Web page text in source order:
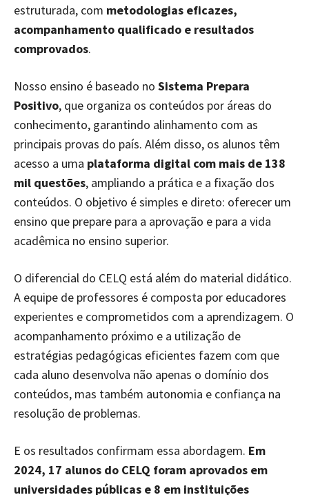
estruturada, com metodologias eficazes,
acompanhamento qualificado e resultados
comprovados.
Nosso ensino é baseado no Sistema Prepara
Positivo, que organiza os conteúdos por áreas do
conhecimento, garantindo alinhamento com as
principais provas do país. Além disso, os alunos têm
acesso a uma plataforma digital com mais de 138
mil questões, ampliando a prática e a fixação dos
conteúdos. O objetivo é simples e direto: oferecer um
ensino que prepare para a aprovação e para a vida
acadêmica no ensino superior.
O diferencial do CELQ está além do material didático.
A equipe de professores é composta por educadores
experientes e comprometidos com a aprendizagem. O
acompanhamento próximo e a utilização de
estratégias pedagógicas eficientes fazem com que
cada aluno desenvolva não apenas o domínio dos
conteúdos, mas também autonomia e confiança na
resolução de problemas.
E os resultados confirmam essa abordagem. Em
2024, 17 alunos do CELQ foram aprovados em
universidades públicas e 8 em instituições